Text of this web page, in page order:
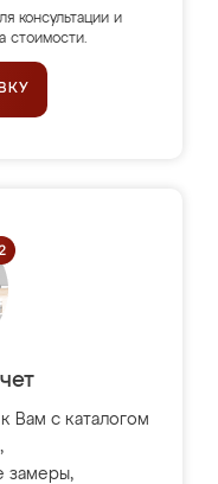
консультации и
стоимости.
Вам с каталогом
замеры,